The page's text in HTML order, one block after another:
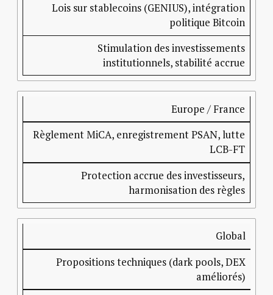
Lois sur stablecoins (GENIUS), intégration
politique Bitcoin
Stimulation des investissements
institutionnels, stabilité accrue
Europe / France
Règlement MiCA, enregistrement PSAN, lutte
LCB-FT
Protection accrue des investisseurs,
harmonisation des règles
Global
Propositions techniques (dark pools, DEX
améliorés)